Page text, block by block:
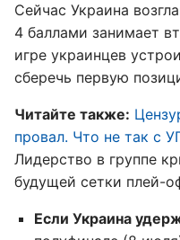
Сейчас Украина
4 баллами занимает
игре украинцев
сберечь первую
Читайте также:
провал. Что не так с
Лидерство в группе
будущей сетки плей-
Если Украина